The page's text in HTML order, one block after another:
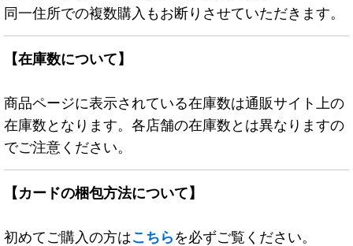
同一住所での複数購入もお断りさせていただきます。
【在庫数について】
商品ページに表示されている在庫数は通販サイト上の
在庫数となります。各店舗の在庫数とは異なりますの
でご注意ください。
【カードの梱包方法について】
初めてご購入の方はこちらを必ずご覧ください。